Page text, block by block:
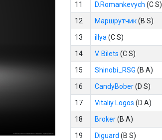
11 D.Romankevych (C S)
12 Маршрутчик(B S)
13 illya (C S)
14 V. Bilets (C S)
15 Shinobi_RSG (B A)
16 CandyBober(D S)
17 Vitaliy Logos (D A)
18 Broker(B A)
19 Diguard (B S)